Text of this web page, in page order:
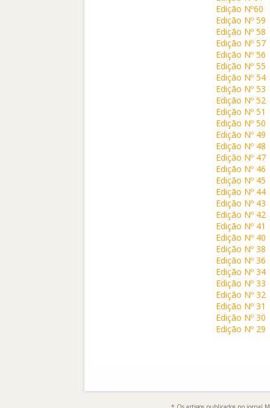
Edição Nº60
Edição Nº 59
Edição Nº 58
Edição Nº 57
Edição Nº 56
Edição Nº 55
Edição Nº 54
Edição Nº 53
Edição Nº 52
Edição Nº 51
Edição Nº 50
Edição Nº 49
Edição Nº 48
Edição Nº 47
Edição Nº 46
Edição Nº 45
Edição Nº 44
Edição Nº 43
Edição Nº 42
Edição Nº 41
Edição Nº 40
Edição Nº 38
Edição Nº 36
Edição Nº 34
Edição Nº 33
Edição Nº 32
Edição Nº 31
Edição Nº 30
Edição Nº 29